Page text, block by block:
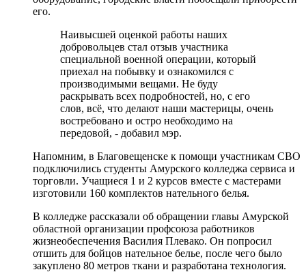
его.
Наивысшей оценкой работы наших
добровольцев стал отзыв участника
специальной военной операции, который
приехал на побывку и ознакомился с
производимыми вещами. Не буду
раскрывать всех подробностей, но, с его
слов, всё, что делают наши мастерицы, очень
востребовано и остро необходимо на
передовой, - добавил мэр.
Напомним, в Благовещенске к помощи участникам СВО
подключились студенты Амурского колледжа сервиса и
торговли. Учащиеся 1 и 2 курсов вместе с мастерами
изготовили 160 комплектов нательного белья.
В колледже рассказали об обращении главы Амурской
областной организации профсоюза работников
жизнеобеспечения Василия Плевако. Он попросил
отшить для бойцов нательное белье, после чего было
закуплено 80 метров ткани и разработана технология.